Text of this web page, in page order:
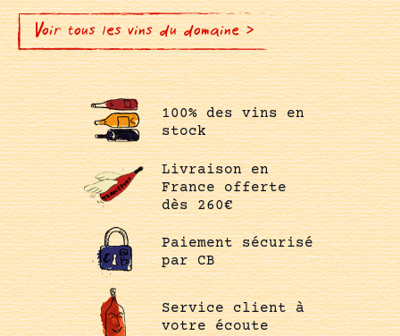
Voir tous les vins du domaine >
100% des vins en
stock
Livraison en
France offerte
dès 260€
Paiement sécurisé
par CB
Service client à
votre écoute